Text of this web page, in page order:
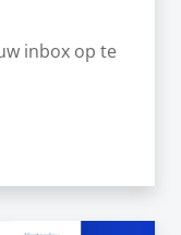
inbox op te